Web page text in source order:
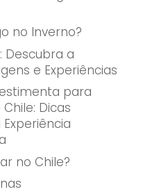
no Inverno?
Descubra a
e Experiências
para
Dicas
no Chile?